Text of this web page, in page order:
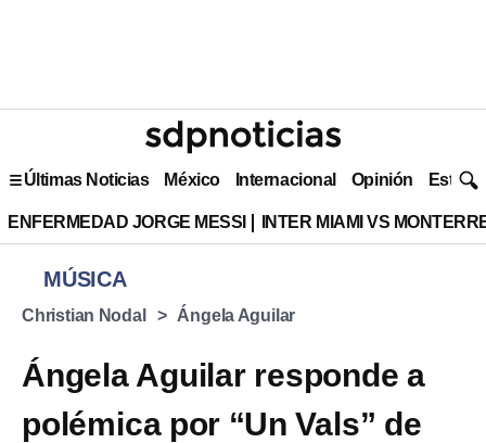
Últimas Noticias México Internacional Opinión Estilo
ENFERMEDAD JORGE MESSI INTER MIAMI VS
MÚSICA
Christian Nodal Ángela Aguilar
Ángela Aguilar responde a
polémica por “Un Vals” de